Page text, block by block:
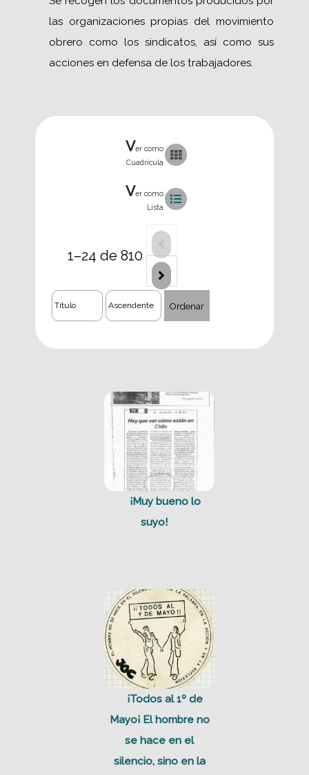
las organizaciones propias del movimiento
obrero como los sindicatos, así como sus
acciones en defensa de los trabajadores.
Ver como
Cuadrícula
Ver como
Lista
1–24 de 810
Ordenar
¡Muy bueno lo
suyo!
¡Todos al 1º de
Mayo¡ El hombre no
se hace en el
silencio, sino en la